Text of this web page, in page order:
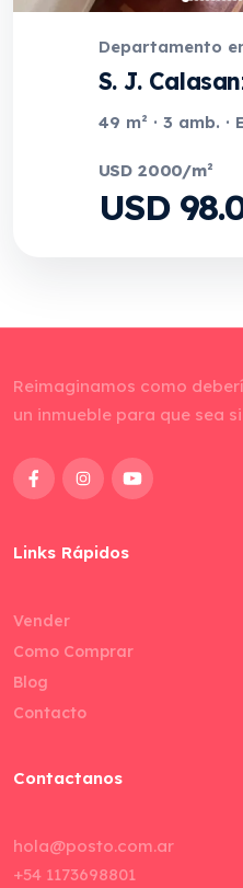
Departamento
S. J.
49 m² · 3 amb. ·
USD 2000/m²
USD
Reimaginamos como
un inmueble para que sea
Links Rápidos
Vender
Como Comprar
Blog
Contacto
Contactanos
hola@posto.com.ar
+54 1173698801